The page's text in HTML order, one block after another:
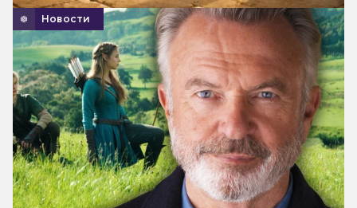
Новости